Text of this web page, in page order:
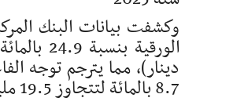
وكشفت بيانات البنك
دينار)، مما يترجم توجه
8.7 بالمائة لتتجاوز 19.5 مليار دينار